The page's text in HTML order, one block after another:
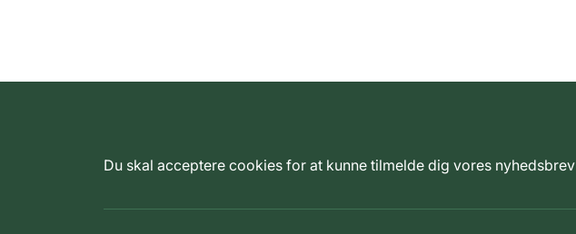
Du skal acceptere cookies for at kunne tilmelde dig vores nyhedsbrev